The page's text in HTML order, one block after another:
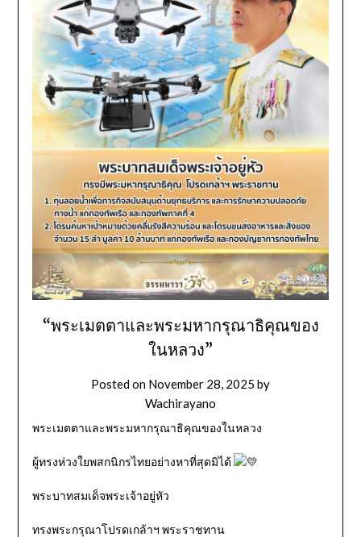
“พระเมตตาและพระมหากรุณาธิคุณของ
ในหลวง”
Posted on November 28, 2025 by
Wachirayano
พระเมตตาและพระมหากรุณาธิคุณของในหลวง
ผู้ทรงห่วงใยพสกนิกรไทยอย่างหาที่สุดมิได้
พระบาทสมเด็จพระเจ้าอยู่หัว
ทรงพระกรุณาโปรดเกล้าฯ พระราชทาน